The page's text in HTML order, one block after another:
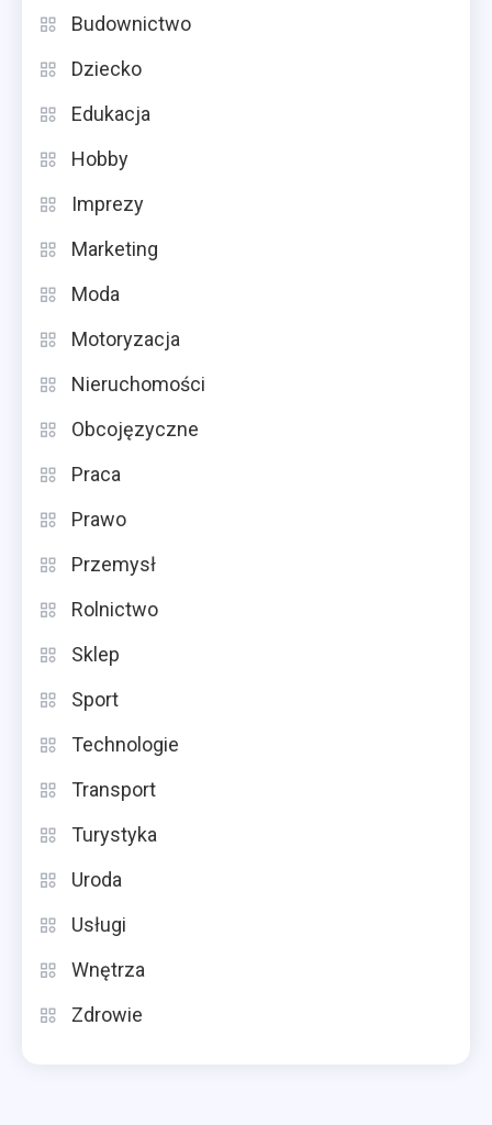
Budownictwo
Dziecko
Edukacja
Hobby
Imprezy
Marketing
Moda
Motoryzacja
Nieruchomości
Obcojęzyczne
Praca
Prawo
Przemysł
Rolnictwo
Sklep
Sport
Technologie
Transport
Turystyka
Uroda
Usługi
Wnętrza
Zdrowie